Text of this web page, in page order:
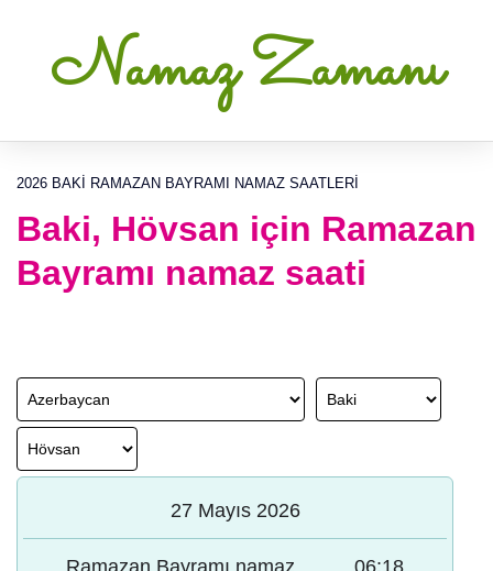
Namaz Zamanı
2026 BAKI RAMAZAN BAYRAMI NAMAZ SAATLERI
Baki, Hövsan için Ramazan
Bayramı namaz saati
27 Mayıs 2026
Ramazan Bayramı namaz
06:18